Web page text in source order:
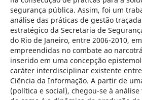
segurança pública. Assim, foi um
análise das práticas de gestão
estratégico da Secretaria de
do Rio de Janeiro, entre 2006-2010,
empreendidas no combate ao
inserido em uma concepção
caráter interdisciplinar existente
Ciência da Informação. A partir de
(política e social), chegou-se à